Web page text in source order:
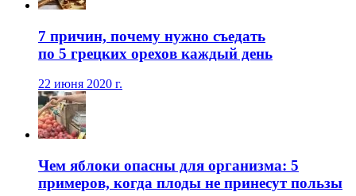
7 причин, почему нужно съедать
по 5 грецких орехов каждый день
22 июня 2020 г.
Чем яблоки опасны для организма: 5
примеров, когда плоды не принесут пользы